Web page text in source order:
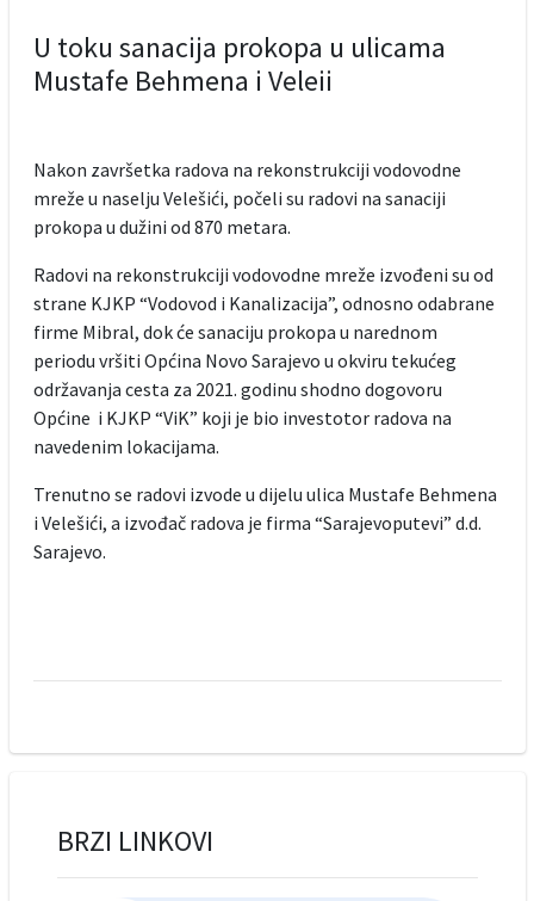
U toku sanacija prokopa u ulicama
Mustafe Behmena i Veleii
Nakon završetka radova na rekonstrukciji vodovodne
mreže u naselju Velešići, počeli su radovi na sanaciji
prokopa u dužini od 870 metara.
Radovi na rekonstrukciji vodovodne mreže izvođeni su od
strane KJKP “Vodovod i Kanalizacija”, odnosno odabrane
firme Mibral, dok će sanaciju prokopa u narednom
periodu vršiti Općina Novo Sarajevo u okviru tekućeg
održavanja cesta za 2021. godinu shodno dogovoru
Općine i KJKP “ViK” koji je bio investotor radova na
navedenim lokacijama.
Trenutno se radovi izvode u dijelu ulica Mustafe Behmena
i Velešići, a izvođač radova je firma “Sarajevoputevi” d.d.
Sarajevo.
BRZI LINKOVI